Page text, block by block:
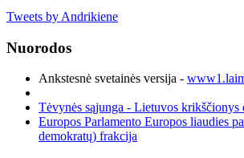
Tweets by Andrikiene
Nuorodos
Ankstesnė svetainės versija -
Tėvynės sąjunga - Lietuvos krikščionys
Europos Parlamento Europos liaudies
demokratų) frakcija